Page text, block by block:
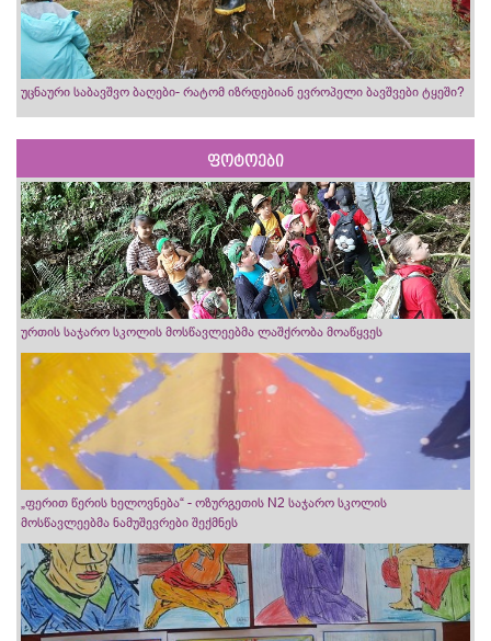
უცნაური საბავშვო ბაღები- რატომ იზრდებიან ევროპელი ბავშვები ტყეში?
ფოტოები
ურთის საჯარო სკოლის მოსწავლეებმა ლაშქრობა მოაწყვეს
„ფერით წერის ხელოვნება“ - ოზურგეთის N2 საჯარო სკოლის
მოსწავლეებმა ნამუშევრები შექმნეს